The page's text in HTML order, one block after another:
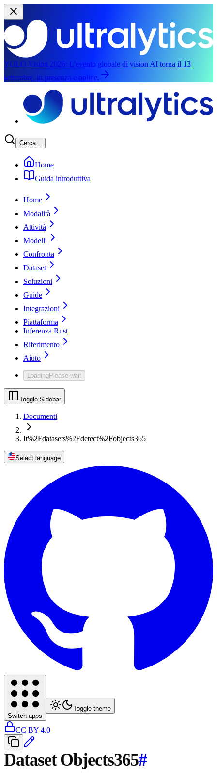
YOLO Vision 2026: L'evento globale di vision AI torna il 13
settembre, in presenza e online.
Cerca...
Home
Guida introduttiva
Home
Modalità
Attività
Modelli
Confronta
Dataset
Soluzioni
Guide
Integrazioni
Piattaforma
Inferenza Rust
Riferimento
Aiuto
LoadingPlease wait
Toggle Sidebar
Documenti
It%2Fdatasets%2Fdetect%2Fobjects365
Select language
Switch apps
Toggle theme
CC BY 4.0
Dataset Objects365#